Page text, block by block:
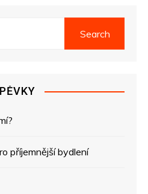
příjemnější bydlení